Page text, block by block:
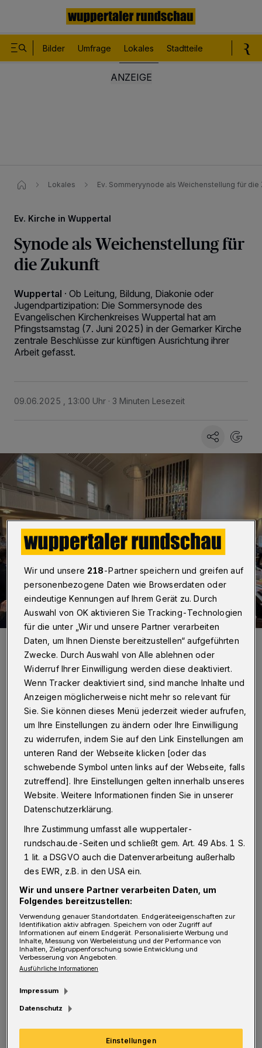
Bilder Umfrage Lokales Stadtteile
Lokales Ev. Sommeryynode als Weichenstellung für die
Ev. Kirche in Wuppertal
Synode als Weichenstellung für
die Zukunft
Wuppertal · Ob Leitung, Bildung, Diakonie oder
Jugendpartizipation: Die Sommersynode des
Evangelischen Kirchenkreises Wuppertal hat am
Pfingstsamstag (7. Juni 2025) in der Gemarker Kirche
zentrale Beschlüsse zur künftigen Ausrichtung ihrer
Arbeit gefasst.
09.06.2025 , 13:00 Uhr 3 Minuten Lesezeit
Blick in die Gemarker Kirche.
Foto: Thorsten Levin
Von Sabine Damaschke
U
nter dem Eindruck sinkender
Kirchensteuereinnahmen und
gesellschaftlicher Veränderungen hat die
Synode des evangelischen Kirchenkreises
Wuppertal, das „Parlament“ ihrer 17
Gemeinden, am Pfingstsamstag neue Modelle
für Leitung, Bildung, Jugendpartizipation und
Diakonie beschlossen. „Diese Synode war
geprägt von schwierigen, aber notwendigen
Entscheidungen – getragen von der Hoffnung,
Kirche lebendig und zukunftsfähig zu
gestalten“, erklärt Superintendentin Ilka
Federschmidt.
Wir und unsere 218-Partner speichern und greifen auf
personenbezogene Daten wie Browserdaten oder
eindeutige Kennungen auf Ihrem Gerät zu. Durch
Auswahl von OK aktivieren Sie Tracking-Technologien
für die unter „Wir und unsere Partner verarbeiten
Daten, um Ihnen Dienste bereitzustellen“ aufgeführten
Zwecke. Durch Auswahl von Alle ablehnen oder
Widerruf Ihrer Einwilligung werden diese deaktiviert.
Wenn Tracker deaktiviert sind, sind manche Inhalte und
Anzeigen möglicherweise nicht mehr so relevant für
Sie. Sie können dieses Menü jederzeit wieder aufrufen,
um Ihre Einstellungen zu ändern oder Ihre Einwilligung
zu widerrufen, indem Sie auf den Link Einstellungen am
unteren Rand der Webseite klicken [oder das
schwebende Symbol unten links auf der Webseite, falls
zutreffend]. Ihre Einstellungen gelten innerhalb unseres
Website. Weitere Informationen finden Sie in unserer
Datenschutzerklärung.
Ihre Zustimmung umfasst alle wuppertaler-
rundschau.de-Seiten und schließt gem. Art. 49 Abs. 1 S.
1 lit. a DSGVO auch die Datenverarbeitung außerhalb
des EWR, z.B. in den USA ein.
Wir und unsere Partner verarbeiten Daten, um
Folgendes bereitzustellen:
Verwendung genauer Standortdaten. Endgeräteeigenschaften zur
Identifikation aktiv abfragen. Speichern von oder Zugriff auf
Informationen auf einem Endgerät. Personalisierte Werbung und
Inhalte, Messung von Werbeleistung und der Performance von
Inhalten, Zielgruppenforschung sowie Entwicklung und
Verbesserung von Angeboten.
Ausführliche Informationen
Impressum
Datenschutz
Einstellungen